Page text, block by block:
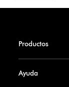
Productos
Ayuda